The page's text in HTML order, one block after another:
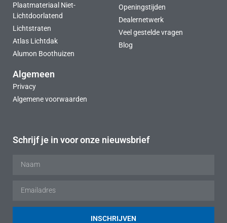
Plaatmateriaal Niet-
Lichtdoorlatend
Lichtstraten
Atlas Lichtdak
Alumon Boothuizen
Algemeen
Privacy
Algemene voorwaarden
Openingstijden
Dealernetwerk
Veel gestelde vragen
Blog
Schrijf je in voor onze nieuwsbrief
INSCHRIJVEN